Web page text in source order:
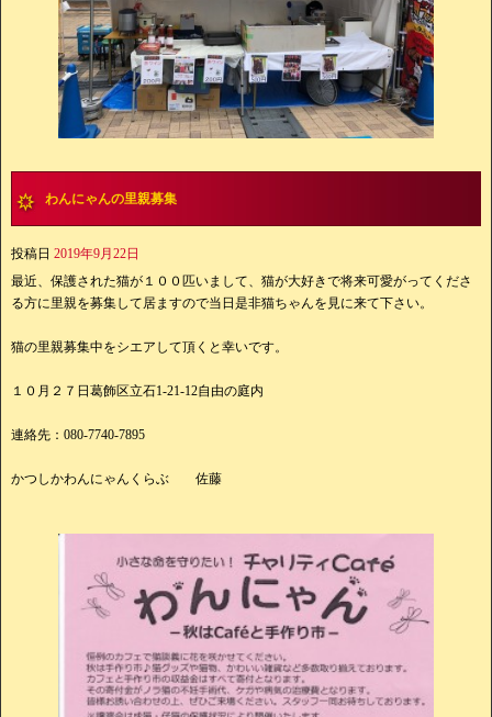
わんにゃんの里親募集
投稿日 2019年9月22日
最近、保護された猫が１００匹いまして、猫が大好きで将来可愛がってくださ
る方に里親を募集して居ますので当日是非猫ちゃんを見に来て下さい。
猫の里親募集中をシエアして頂くと幸いです。
１０月２７日葛飾区立石1-21-12自由の庭内
連絡先：080-7740-7895
かつしかわんにゃんくらぶ 佐藤